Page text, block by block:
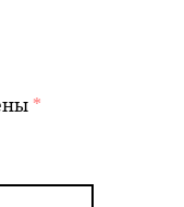
*